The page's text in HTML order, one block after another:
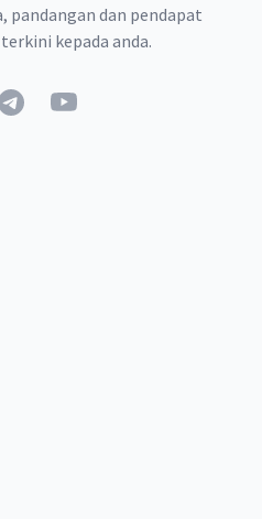
pandangan dan pendapat
kepada anda.
YouTube